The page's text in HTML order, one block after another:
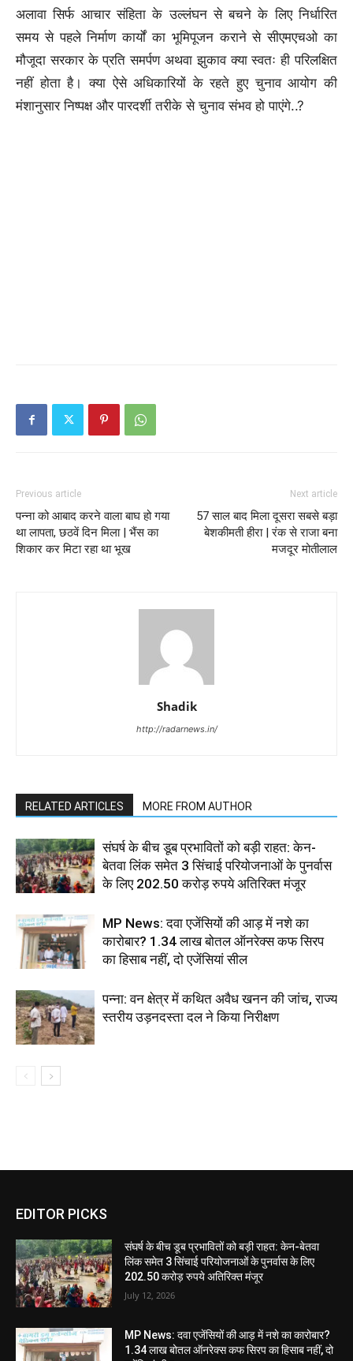
अलावा सिर्फ आचार संहिता के उल्लंघन से बचने के लिए निर्धारित
समय से पहले निर्माण कार्यों का भूमिपूजन कराने से सीएमएचओ का
मौजूदा सरकार के प्रति समर्पण अथवा झुकाव क्या स्वतः ही परिलक्षित
नहीं होता है। क्या ऐसे अधिकारियों के रहते हुए चुनाव आयोग की
मंशानुसार निष्पक्ष और पारदर्शी तरीके से चुनाव संभव हो पाएंगे..?
Previous article
पन्ना को आबाद करने वाला बाघ हो गया
था लापता, छठवें दिन मिला | भैंस का
शिकार कर मिटा रहा था भूख
Next article
57 साल बाद मिला दूसरा सबसे बड़ा
बेशकीमती हीरा | रंक से राजा बना
मजदूर मोतीलाल
Shadik
http://radarnews.in/
RELATED ARTICLES MORE FROM AUTHOR
संघर्ष के बीच डूब प्रभावितों को बड़ी राहत: केन-
बेतवा लिंक समेत 3 सिंचाई परियोजनाओं के पुनर्वास
के लिए 202.50 करोड़ रुपये अतिरिक्त मंजूर
MP News: दवा एजेंसियों की आड़ में नशे का
कारोबार? 1.34 लाख बोतल ऑनरेक्स कफ सिरप
का हिसाब नहीं, दो एजेंसियां सील
पन्ना: वन क्षेत्र में कथित अवैध खनन की जांच, राज्य
स्तरीय उड़नदस्ता दल ने किया निरीक्षण
EDITOR PICKS
संघर्ष के बीच डूब प्रभावितों को बड़ी राहत: केन-बेतवा
लिंक समेत 3 सिंचाई परियोजनाओं के पुनर्वास के लिए
202.50 करोड़ रुपये अतिरिक्त मंजूर
July 12, 2026
MP News: दवा एजेंसियों की आड़ में नशे का कारोबार?
1.34 लाख बोतल ऑनरेक्स कफ सिरप का हिसाब नहीं, दो